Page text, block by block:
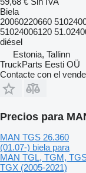
Biela
20060220660
51024006120
diésel
Estonia, Tallinn
TruckParts Eesti OÜ
Contacte con el
Precios para
MAN TGS 26.360
(01.07-) biela para
MAN TGL, TGM,
TGX (2005-2021)